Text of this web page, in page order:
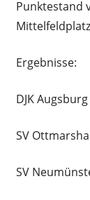
Punktestand
Ergebnisse:
DJK
SV
SV